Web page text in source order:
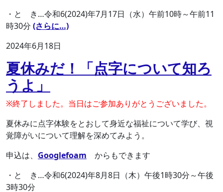
・と き…令和6(2024)年7月17日（水）午前10時～午前11
時30分 (さらに…)
2024年6月18日
夏休みだ！「点字について知ろ
うよ」
※終了しました。当日はご参加ありがとうございました。
夏休みに点字体験をとおして身近な福祉について学び、視
覚障がいについて理解を深めてみよう。
申込は、 Googlefoam からもできます
・と き…令和6(2024)年8月8日（木）午後1時30分～午後
3時30分